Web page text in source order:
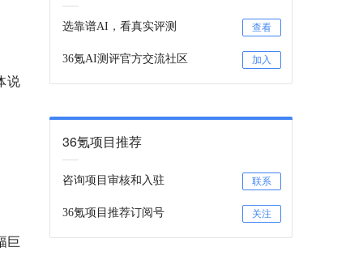
说
巨
选靠谱AI，看真实评测 查看
36氪AI测评官方交流社区 加入
36氪项目推荐
咨询项目审核和入驻 联系
36氪项目推荐订阅号 关注